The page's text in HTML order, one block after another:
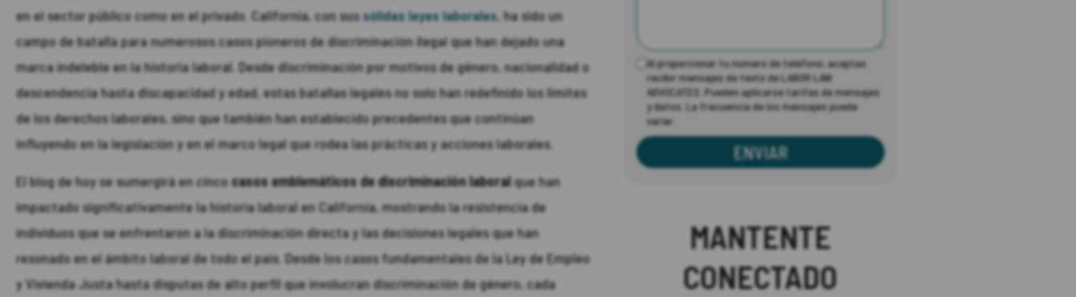
en el sector público como en el privado. California, con sussólidas leyes laborales, ha sido un
campo de batalla para numerosos casos pioneros de discriminación ilegal que han dejado una
marca indeleble en la historia laboral. Desde discriminación por motivos de género, nacionalidad o
descendencia hasta discapacidad y edad, estas batallas legales no solo han redefinido los límites
de los derechos laborales, sino que también han establecido precedentes que continúan
influyendo en la legislación y en el marco legal que rodea las prácticas y acciones laborales.
El blog de hoy se sumergirá en cincocasos emblemáticos de discriminación laboralque han
impactado significativamente la historia laboral en California, mostrando la resistencia de
individuos que se enfrentaron a la discriminación directa y las decisiones legales que han
resonado en el ámbito laboral de todo el país. Desde los casos fundamentales de la Ley de Empleo
y Vivienda Justa hasta disputas de alto perfil que involucran discriminación de género, cada
Al proporcionar tu número de teléfono, aceptas
recibir mensajes de texto de LABOR LAW
ADVOCATES. Pueden aplicarse tarifas de mensajes
y datos. La frecuencia de los mensajes puede
variar.
ENVIAR
MANTENTE
CONECTADO